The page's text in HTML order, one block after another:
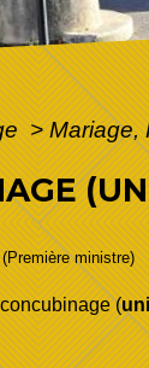
> Mariage,
ministre)
(